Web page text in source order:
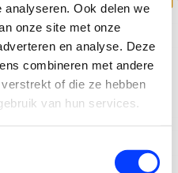
Ook delen we
onze site met onze
en analyse. Deze
combineren met andere
of die ze hebben
van hun services.
JE EERSTE